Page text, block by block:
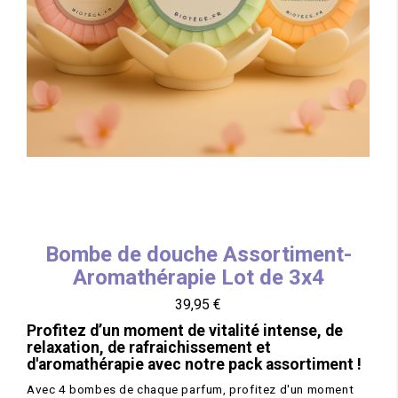
Bombe de douche Assortiment-
Aromathérapie Lot de 3x4
Prix
39,95 €
Profitez d’un moment de vitalité intense, de
relaxation, de rafraichissement et
d'aromathérapie avec notre pack assortiment !
Avec 4 bombes de chaque parfum, profitez d'un moment